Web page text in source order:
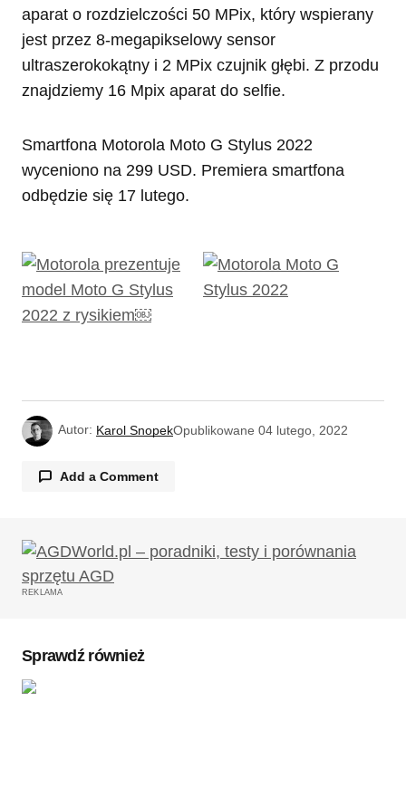
aparat o rozdzielczości 50 MPix, który wspierany
jest przez 8-megapikselowy sensor
ultraszerokokątny i 2 MPix czujnik głębi. Z przodu
znajdziemy 16 Mpix aparat do selfie.
Smartfona Motorola Moto G Stylus 2022
wyceniono na 299 USD. Premiera smartfona
odbędzie się 17 lutego.
Autor: Karol SnopekOpublikowane 04 lutego, 2022
Add a Comment
Twój adres email nie zostanie opublikowany.
Wymagane pola są oznaczone
REKLAMA
Sprawdź również